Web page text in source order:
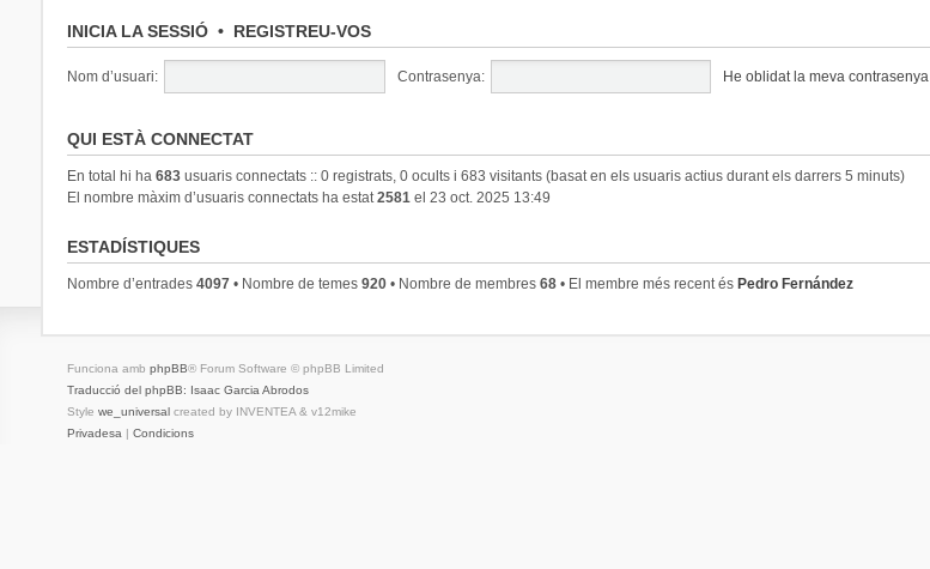
INICIA LA SESSIÓ• REGISTREU-VOS
Nom d’usuari: Contrasenya: He oblidat la meva contrasenya
QUI ESTÀ CONNECTAT
En total hi ha 683usuaris connectats :: 0 registrats, 0 ocults i 683 visitants (basat en els usuaris actius durant els darrers 5 minuts)
El nombre màxim d’usuaris connectats ha estat2581el 23 oct. 2025 13:49
ESTADÍSTIQUES
Nombre d’entrades 4097• Nombre de temes 920• Nombre de membres 68• El membre més recent és Pedro Fernández
Funciona amb phpBB® Forum Software © phpBB Limited
Traducció del phpBB: Isaac Garcia Abrodos
Style we_universalcreated by INVENTEA & v12mike
Privadesa | Condicions